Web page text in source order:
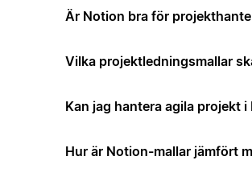
Är Notion bra för
Vilka projektledningsmallar
Kan jag hantera agila projekt i
Hur är Notion-mallar jämfört